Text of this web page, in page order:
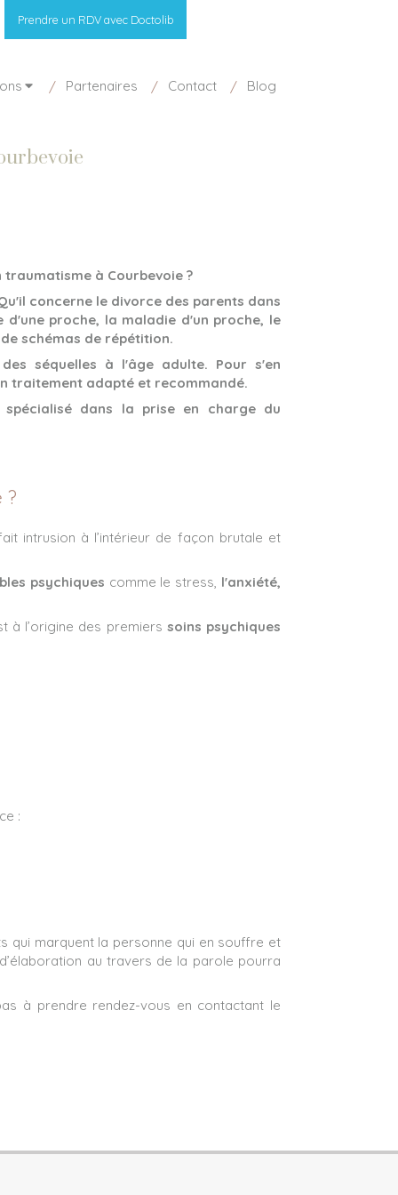
Prendre un RDV avec Doctolib
Partenaires Contact Blog
à Courbevoie ?
concerne le divorce des parents dans
d'une proche, la maladie d'un proche, le
schémas de répétition.
séquelles à l'âge adulte. Pour s'en
traitement adapté et recommandé.
spécialisé dans la prise en charge du
?
intrusion à l’intérieur de façon brutale et
psychiques comme le stress, l'anxiété,
à l’origine des premiers soins psychiques
:
qui marquent la personne qui en souffre et
au travers de la parole pourra
à prendre rendez-vous en contactant le